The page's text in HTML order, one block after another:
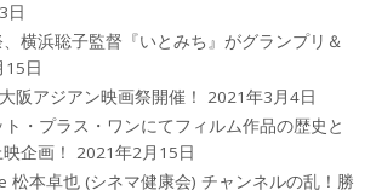
日
横浜聡子監督『いとみち』がグランプリ＆
15日
阪アジアン映画祭開催！
2021年3月4日
・プラス・ワンにてフィルム作品の歴史と
企画！
2021年2月15日
松本卓也 (シネマ健康会) チャンネルの乱！勝